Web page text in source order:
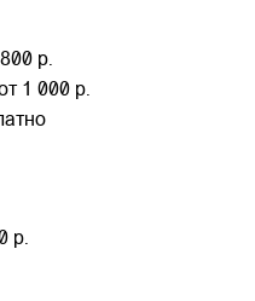
800 р.
1 000 р.
р.